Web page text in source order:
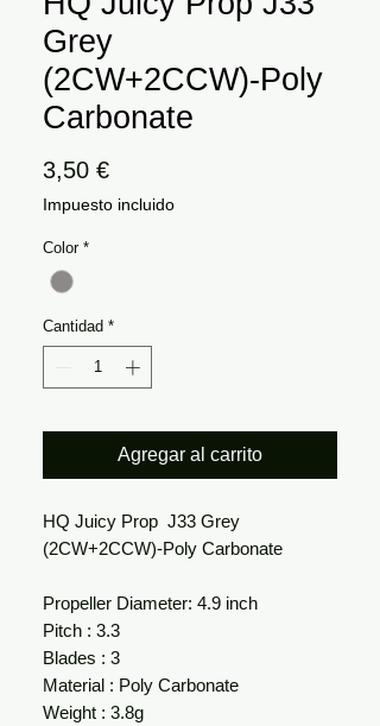
Grey
(2CW+2CCW)-Poly
Carbonate
3,50 €Precio
Impuesto incluido
Color *
Cantidad *
Agregar al carrito
HQ Juicy Prop J33 Grey
(2CW+2CCW)-Poly Carbonate
Propeller Diameter: 4.9 inch
Pitch : 3.3
Blades : 3
Material : Poly Carbonate
Weight : 3.8g